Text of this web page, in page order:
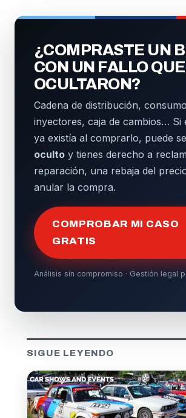
¿COMPRASTE UN
CON UN FALLO
OCULTARON?
Cadena de distribución,
inyectores, caja de cambios… Si
ya existía al comprarlo, puede
oculto y tienes derecho a
reparación, una rebaja del
anular la compra.
COMPROBAR MI CASO
GRATIS
Análisis sin compromiso · Gestión legal
SIGUE LEYENDO